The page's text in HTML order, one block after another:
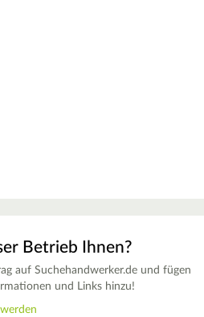
Betrieb Ihnen?
auf Suchehandwerker.de und fügen
und Links hinzu!